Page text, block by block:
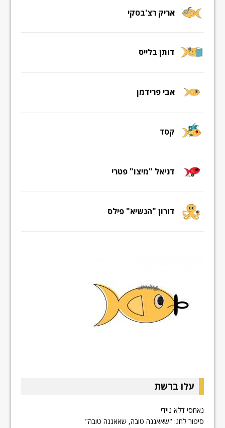
אריק רצ'בסקי
דותן בלייס
אבי פרידמן
קסד
דניאל "מיצו" פטרי
דורון "הנשיא" פילס
עלו ברשת
נאחסי דלא ניידי
סיפור לחג: "שאאננה טובה, שאאננה טובה"